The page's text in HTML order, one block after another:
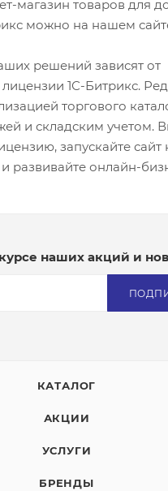
магазин товаров для
можно на нашем
решений зависят от
1С-Битрикс.
торгового
и складским учетом.
запускайте сайт
развивайте онлайн-
наших акций и
КАТАЛОГ
АКЦИИ
УСЛУГИ
БРЕНДЫ